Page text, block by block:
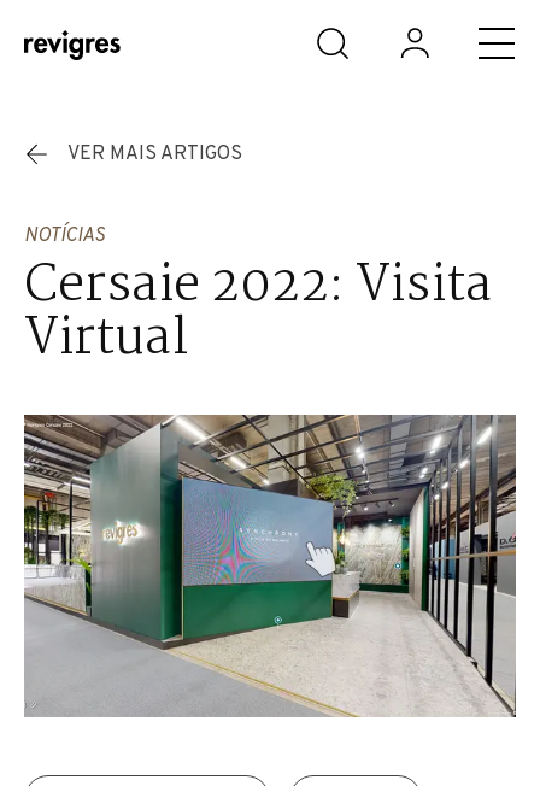
Saltar para o conteúdo principal
VER MAIS ARTIGOS
NOTÍCIAS
Cersaie 2022: Visita
Virtual